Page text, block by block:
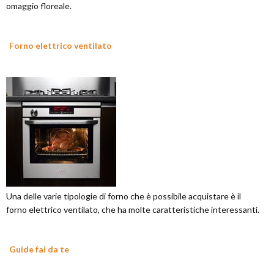
omaggio floreale.
Forno elettrico ventilato
Una delle varie tipologie di forno che è possibile acquistare è il
forno elettrico ventilato, che ha molte caratteristiche interessanti.
Guide fai da te